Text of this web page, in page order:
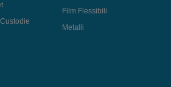
Film Flessibili
Metalli